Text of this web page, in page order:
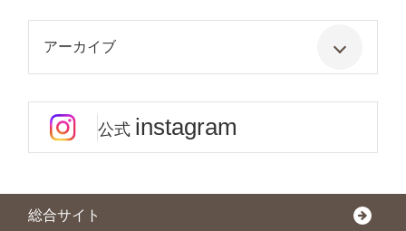
アーカイブ
公式 instagram
総合サイト